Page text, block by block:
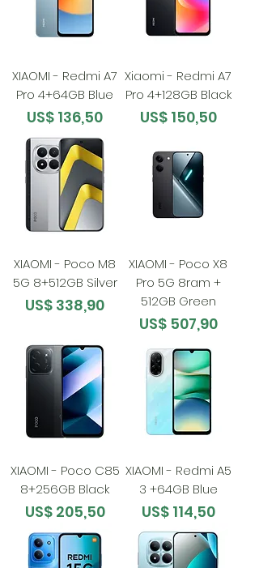
XIAOMI - Redmi A7
Pro 4+64GB Blue
Preço
US$ 136,50
Xiaomi - Redmi A7
Pro 4+128GB Black
Preço
US$ 150,50
XIAOMI - Poco M8
5G 8+512GB Silver
Preço
US$ 338,90
XIAOMI - Poco X8
Pro 5G 8ram +
512GB Green
Preço
US$ 507,90
XIAOMI - Poco C85
8+256GB Black
Preço
US$ 205,50
XIAOMI - Redmi A5
3 +64GB Blue
Preço
US$ 114,50